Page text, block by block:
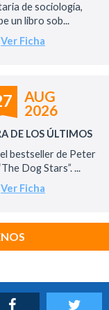
de sociología,
un libro sob...
Ver Ficha
AUG
2026
DE LOS ÚLTIMOS
bestseller de Peter
Dog Stars”. ...
Ver Ficha